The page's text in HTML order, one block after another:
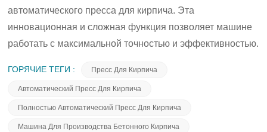
автоматического пресса для кирпича. Эта
инновационная и сложная функция позволяет машине
работать с максимальной точностью и эффективностью.
ГОРЯЧИЕ ТЕГИ : Пресс Для Кирпича
Автоматический Пресс Для Кирпича
Полностью Автоматический Пресс Для Кирпича
Машина Для Производства Бетонного Кирпича